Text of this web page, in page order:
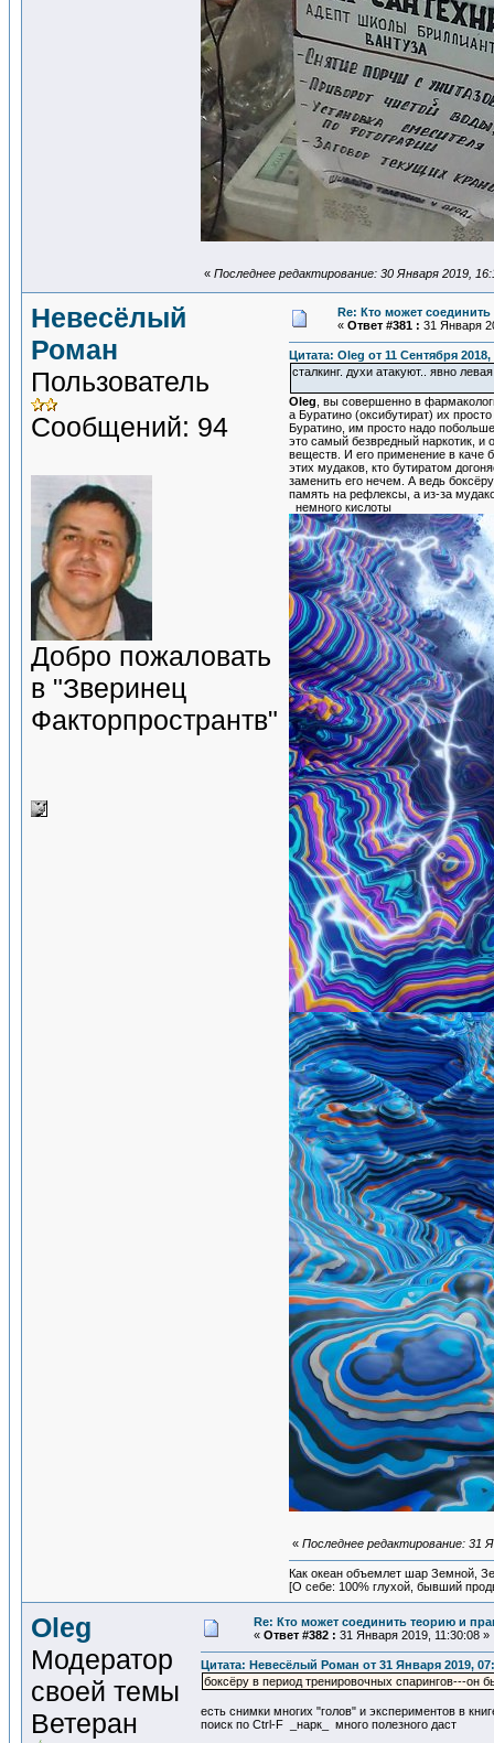
« Последнее редактирование: 30 Января 2019,
Невесёлый
Роман
Пользователь
Сообщений: 94
Добро пожаловать
в "Зверинец
Факторпространтв"
Re: Кто может
« Ответ #381 : 31 Января
Цитата: Oleg от 11 Сентября
сталкинг. духи атакуют.. явно
Oleg , вы совершенно в
а Буратино (оксибутират) их
Буратино, им просто надо
это самый безвредный наркотик,
веществ. И его применение в каче
этих мудаков, кто бутиратом
заменить его нечем. А ведь
память на рефлексы, а из-за
немного кислоты
« Последнее редактирование: 31
Как океан объемлет шар Земной,
[О себе: 100% глухой, бывший
Oleg
Модератор
своей темы
Ветеран
Re: Кто может соединить теорию и
« Ответ #382 : 31 Января 2019, 11:30:08 »
Цитата: Невесёлый Роман от 31 Января 2019,
боксёру в период тренировочных спарингов---он
есть снимки многих "голов" и экспериментов в
поиск по Ctrl-F _нарк_ много полезного даст